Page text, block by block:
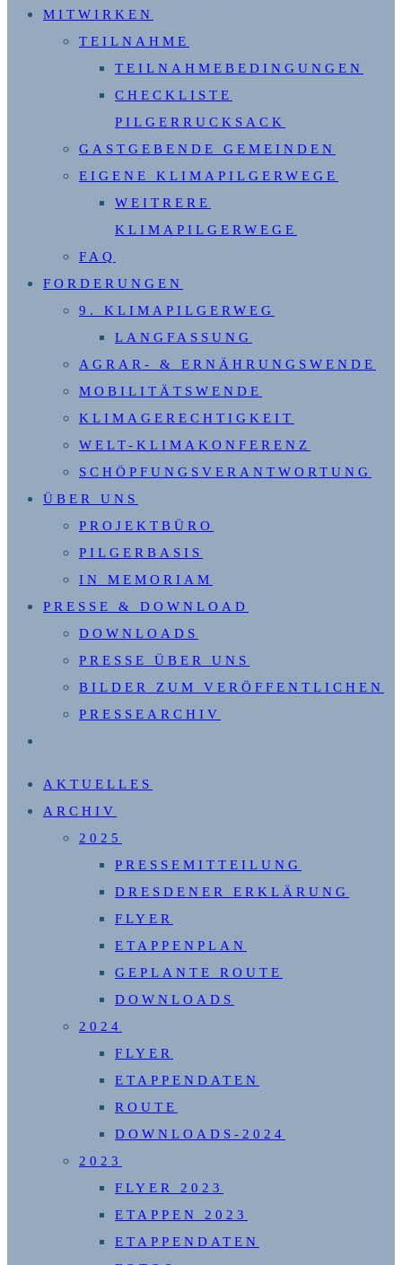
MITWIRKEN
TEILNAHME
TEILNAHMEBEDINGUNGEN
CHECKLISTE
PILGERRUCKSACK
GASTGEBENDE GEMEINDEN
EIGENE KLIMAPILGERWEGE
WEITRERE
KLIMAPILGERWEGE
FAQ
FORDERUNGEN
9. KLIMAPILGERWEG
LANGFASSUNG
AGRAR- & ERNÄHRUNGSWENDE
MOBILITÄTSWENDE
KLIMAGERECHTIGKEIT
WELT-KLIMAKONFERENZ
SCHÖPFUNGSVERANTWORTUNG
ÜBER UNS
PROJEKTBÜRO
PILGERBASIS
IN MEMORIAM
PRESSE & DOWNLOAD
DOWNLOADS
PRESSE ÜBER UNS
BILDER ZUM VERÖFFENTLICHEN
PRESSEARCHIV
UMSCHALTEN
AKTUELLES
ARCHIV
2025
PRESSEMITTEILUNG
DRESDENER ERKLÄRUNG
FLYER
ETAPPENPLAN
GEPLANTE ROUTE
DOWNLOADS
2024
FLYER
ETAPPENDATEN
ROUTE
DOWNLOADS-2024
2023
FLYER 2023
ETAPPEN 2023
ETAPPENDATEN